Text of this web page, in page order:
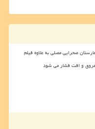
و افت فشار می شود